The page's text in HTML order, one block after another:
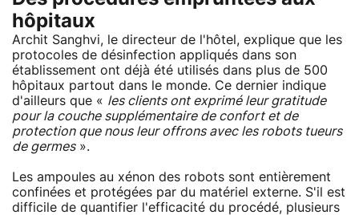
hôpitaux
Archit Sanghvi, le directeur de l'hôtel, explique que les
protocoles de désinfection appliqués dans son
établissement ont déjà été utilisés dans plus de 500
hôpitaux partout dans le monde. Ce dernier indique
d'ailleurs que « les clients ont exprimé leur gratitude
pour la couche supplémentaire de confort et de
protection que nous leur offrons avec les robots tueurs
de germes».
Les ampoules au xénon des robots sont entièrement
confinées et protégées par du matériel externe. S'il est
difficile de quantifier l'efficacité du procédé, plusieurs